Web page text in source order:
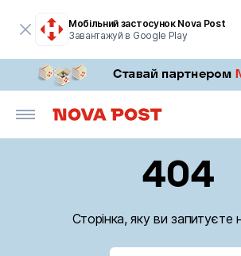
Мобільний застосунок Nova Post
Завантажуй в Google Play
404
Сторінка, яку ви запитуєте